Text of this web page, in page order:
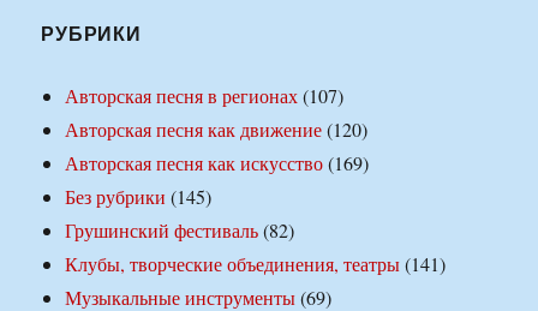
РУБРИКИ
Авторская песня в регионах(107)
Авторская песня как движение(120)
Авторская песня как искусство(169)
Без рубрики (145)
Грушинский фестиваль(82)
Клубы, творческие объединения, театры(141)
Музыкальные инструменты(69)